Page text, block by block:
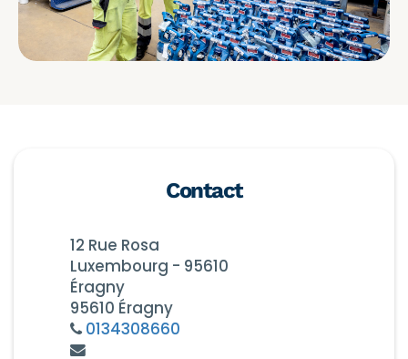
Contact
12 Rue Rosa
Luxembourg - 95610
Éragny
95610 Éragny
0134308660